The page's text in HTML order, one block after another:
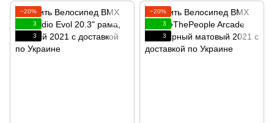
−20%
3
3
−20%
3
3